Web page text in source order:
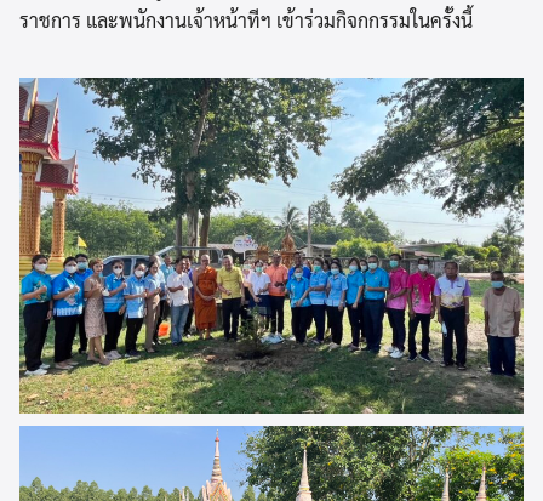
ราชการ และพนักงานเจ้าหน้าทีฯ เข้าร่วมกิจกกรรมในครั้งนี้